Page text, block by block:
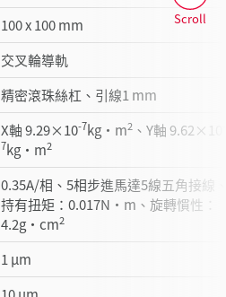
100 x 100 mm
交叉輪導軌
精密滾珠絲杠、引線1 mm
X軸 9.29×10-7kg・m2 、Y軸 9.62×10
7kg・m2
0.35A/相、5相步進馬達5線五角接線
持有扭矩：0.017N・m、旋轉慣性：
4.2g・cm2
1 µm
Scroll